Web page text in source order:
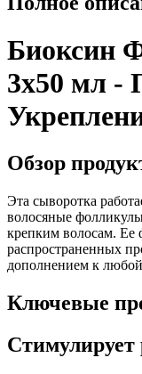
Биоксин
3x50 мл -
Обзор
Эта сыворотка
волосяные
крепким волосам. Ее
распространенных
дополнением к
Ключевые
Стимулирует